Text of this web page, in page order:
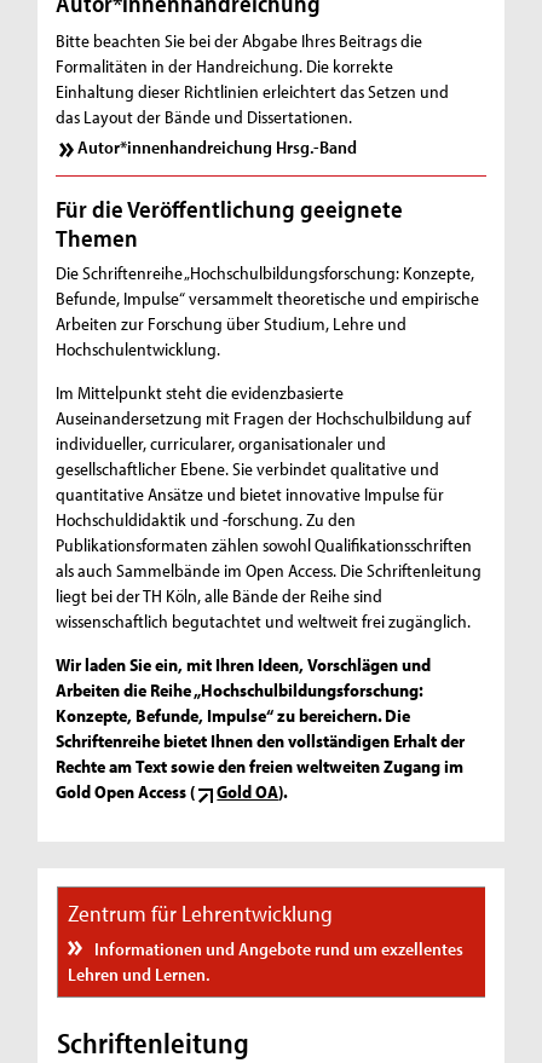
Bitte beachten Sie bei der Abgabe Ihres Beitrags die
Formalitäten in der Handreichung. Die korrekte
Einhaltung dieser Richtlinien erleichtert das Setzen und
das Layout der Bände und Dissertationen.
Autor*innenhandreichung Hrsg.-Band
Für die Veröffentlichung geeignete
Themen
Die Schriftenreihe „Hochschulbildungsforschung: Konzepte,
Befunde, Impulse“ versammelt theoretische und empirische
Arbeiten zur Forschung über Studium, Lehre und
Hochschulentwicklung.
Im Mittelpunkt steht die evidenzbasierte
Auseinandersetzung mit Fragen der Hochschulbildung auf
individueller, curricularer, organisationaler und
gesellschaftlicher Ebene. Sie verbindet qualitative und
quantitative Ansätze und bietet innovative Impulse für
Hochschuldidaktik und -forschung. Zu den
Publikationsformaten zählen sowohl Qualifikationsschriften
als auch Sammelbände im Open Access. Die Schriftenleitung
liegt bei der TH Köln, alle Bände der Reihe sind
wissenschaftlich begutachtet und weltweit frei zugänglich.
Wir laden Sie ein, mit Ihren Ideen, Vorschlägen und
Arbeiten die Reihe „Hochschulbildungsforschung:
Konzepte, Befunde, Impulse“ zu bereichern. Die
Schriftenreihe bietet Ihnen den vollständigen Erhalt der
Rechte am Text sowie den freien weltweiten Zugang im
Gold Open Access (
Gold OA).
Zentrum für Lehrentwicklung
Informationen und Angebote rund um exzellentes
Lehren und Lernen.
Schriftenleitung